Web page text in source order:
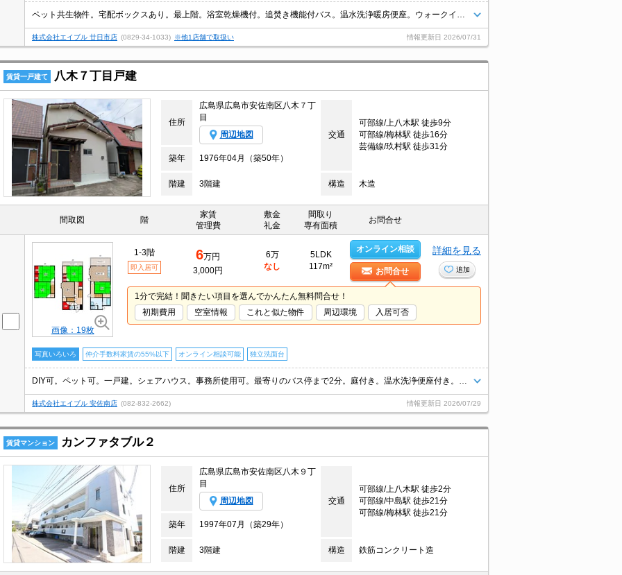
株式会社エイブル 廿日市店 (0829-34-1033) ※他1店舗で取扱い 情報更新日 2026/07/31
賃貸一戸建て 八木７丁目戸建
住所
広島県広島市安佐南区八木７丁
目
周辺地図 交通
可部線/上八木駅 徒歩9分
可部線/梅林駅 徒歩16分
芸備線/玖村駅 徒歩31分
築年
1976年04月（築50年）
階建 3階建 構造 木造
間取図 階
家賃
管理費
敷金
礼金
間取り
専有面積
お問合せ
画像：19枚
1-3階
即入居可
6万円
3,000円
6万
なし
5LDK
117m²
オンライン相談
お問合せ
詳細を見る
追加
1分で完結！聞きたい項目を選んでかんたん無料問合せ！
初期費用
空室情報 これと似た物件 周辺環境 入居可否
写真いろいろ 仲介手数料家賃の55%以下 オンライン相談可能 独立洗面台
株式会社エイブル 安佐南店 (082-832-2662) 情報更新日 2026/07/29
賃貸マンション カンファタブル２
住所
広島県広島市安佐南区八木９丁
目
周辺地図 交通
可部線/上八木駅 徒歩2分
可部線/中島駅 徒歩21分
可部線/梅林駅 徒歩21分
築年
1997年07月（築29年）
階建 3階建 構造 鉄筋コンクリート造